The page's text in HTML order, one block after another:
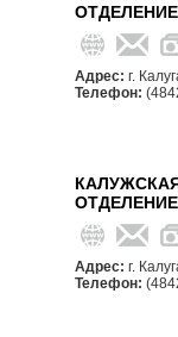
Адрес: г.
Телефон:
Адрес: г.
Телефон: